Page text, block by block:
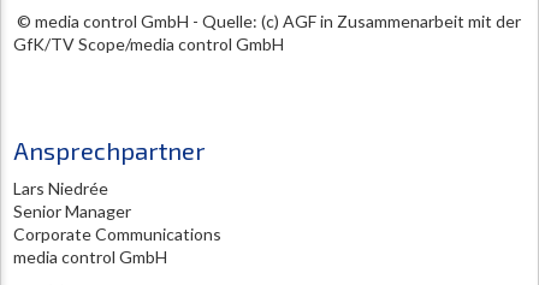
© media control GmbH - Quelle: (c) AGF in Zusammenarbeit mit der
GfK/TV Scope/media control GmbH
Ansprechpartner
Lars Niedrée
Senior Manager
Corporate Communications
media control GmbH